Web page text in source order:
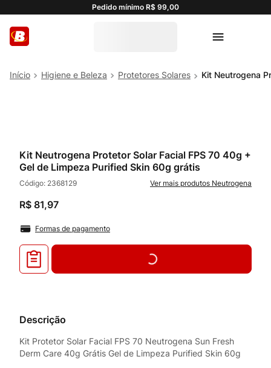
Pedido mínimo R$ 99,00
Higiene e Beleza Protetores Solares Kit Neutrogena
Kit Neutrogena Protetor Solar Facial FPS 70 40g +
Gel de Limpeza Purified Skin 60g grátis
Código: 2368129 Neutrogena
R$ 81,97
Formas de pagamento
Descrição
Kit Protetor Solar Facial FPS 70 Neutrogena Sun Fresh
Derm Care 40g Grátis Gel de Limpeza Purified Skin 60g